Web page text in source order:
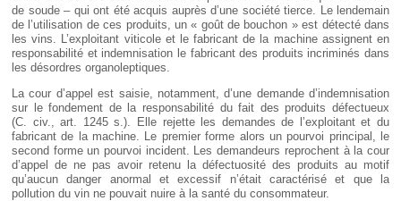
de soude – qui ont été acquis auprès d’une société tierce. Le lendemain
de l’utilisation de ces produits, un « goût de bouchon » est détecté dans
les vins. L’exploitant viticole et le fabricant de la machine assignent en
responsabilité et indemnisation le fabricant des produits incriminés dans
les désordres organoleptiques.
La cour d’appel est saisie, notamment, d’une demande d’indemnisation
sur le fondement de la responsabilité du fait des produits défectueux
(C. civ., art. 1245 s.). Elle rejette les demandes de l’exploitant et du
fabricant de la machine. Le premier forme alors un pourvoi principal, le
second forme un pourvoi incident. Les demandeurs reprochent à la cour
d’appel de ne pas avoir retenu la défectuosité des produits au motif
qu’aucun danger anormal et excessif n’était caractérisé et que la
pollution du vin ne pouvait nuire à la santé du consommateur.